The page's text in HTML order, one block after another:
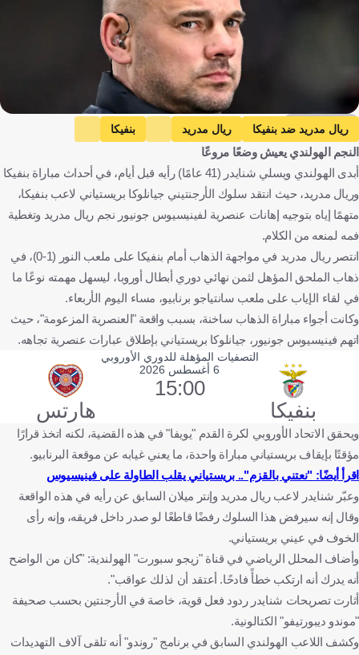
Getty Images
ريال مدريد ضد بنفيكا ريال مدريد
بنفيكا
دوري أبطال أوروبا
فينيسيوس جونيور
جيانلوكا بريستياني
إسبانيا البرتغال البرازيل
هولندا
النجم الهولندي يعيش وضعًا مروعًا
أبدى الهولندي ويسلي شنايدر (41 عامًا) رأيه قبل أيام، في أحداث مباراة بنفيكا
وريال مدريد، حيث انتقد سلوك الأرجنتيني جيانلوكا بريستياني لاعب بنفيكا،
متهمًا إياه بتوجيه إهانات عنصرية لفينيسيوس جونيور نجم ريال مدريد وتغطية
فمه لمنعه من الكلام.
انتصر ريال مدريد في مواجهة الذهاب أمام بنفيكا على ملعب النور (1-0)، في
ذهاب الملحق المؤهل لثمن نهائي دوري أبطال أوروبا، ليسهل مهمته نوعًا ما
في لقاء الإياب على ملعب سانتياجو برنابيو، مساء اليوم الأربعاء.
وكانت أجواء مباراة الذهاب ساخنة، بسبب واقعة "العنصرية المزعومة"، حيث
اتهم فينيسيوس جونيور، جيانلوكا بريستياني بإطلاق عبارات عنصرية تجاهه.
التصفيات المؤهلة للدوري الأوروبي
بنفيكا
6 أغسطس 2026
15:00
هارتس
ويحقق الاتحاد الأوروبي لكرة القدم "يويفا" في هذه القضية، لكنه اتخذ قرارًا
مؤقتًا بإيقاف بريستياني مباراة واحدة، ما يعني غيابه عن موقعة البرنابيو.
اقرأ أيضًا: "نعتني بالقزم".. بريستياني يقلب الطاولة على فينيسيوس
وعبّر شنايدر لاعب ريال مدريد وإنتر ميلان السابق عن رأيه في هذه الواقعة
وقال إنه سيرفض هذا السلوك رفضًا قاطعًا لو صدر داخل فريقه، وإنه رأى
الخوف في عيني بريستياني.
وأضاف المحلل الرياضي في قناة "زيجو سبورت" الهولندية: "كان من الواضح
أنه يدرك أنه ارتكب خطأً فادحًا. أعتقد أن لذلك عواقب".
أثارت تصريحات شنايدر ردود فعل قوية، خاصة في الأرجنتين بحسب صحيفة
"موندو ديبورتيفو" الكتالونية.
وكشف اللاعب الهولندي السابق في برنامج "روندو" أنه تلقى آلاف التهديدات